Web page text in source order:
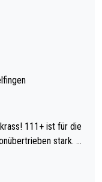
für die
stark. U